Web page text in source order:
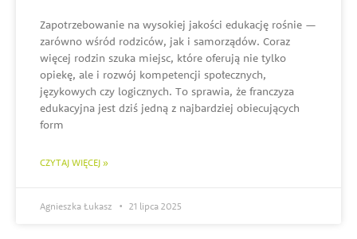
Zapotrzebowanie na wysokiej jakości edukację rośnie —
zarówno wśród rodziców, jak i samorządów. Coraz
więcej rodzin szuka miejsc, które oferują nie tylko
opiekę, ale i rozwój kompetencji społecznych,
językowych czy logicznych. To sprawia, że franczyza
edukacyjna jest dziś jedną z najbardziej obiecujących
form
CZYTAJ WIĘCEJ »
Agnieszka Łukasz 21 lipca 2025